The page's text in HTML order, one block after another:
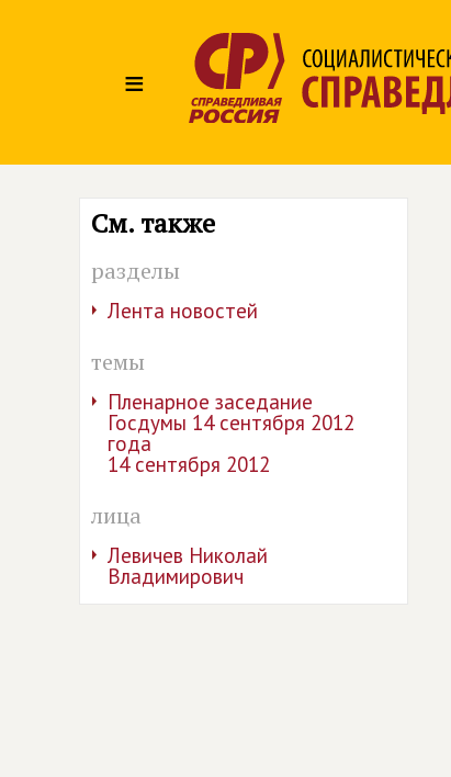
≡
См. также
разделы
Лента новостей
темы
Пленарное заседание
Госдумы 14 сентября 2012
года
14 сентября 2012
лица
Левичев Николай
Владимирович